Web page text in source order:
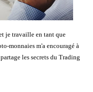
je travaille en tant que
monnaies m'a encouragé à
les secrets du Trading